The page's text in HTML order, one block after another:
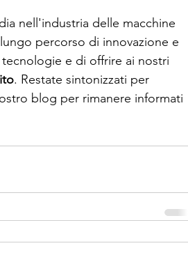
nell'industria delle macchine
percorso di innovazione e
e di offrire ai nostri
. Restate sintonizzati per
blog per rimanere informati